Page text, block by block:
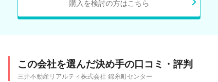
購入を検討の方はこちら
この会社を選んだ決め手の口コミ・評判
三井不動産リアルティ株式会社 錦糸町センター